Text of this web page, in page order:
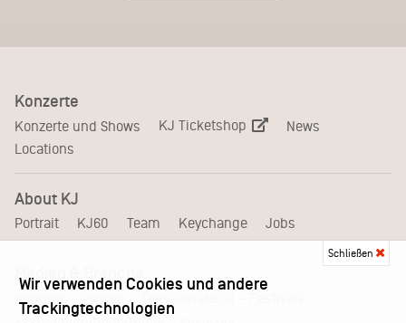
Konzerte
Konzerte und Shows KJ Ticketshop
News
Locations
About KJ
Portrait KJ60 Team Keychange Jobs
Medien & Branche
Booking Presse
Schließen
Wir verwenden Cookies und andere
Trackingtechnologien